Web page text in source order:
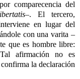
comparecencia del
–. El tercero,
en lugar del
con una varita –
que es hombre libre:
afirmación no es
la declaración